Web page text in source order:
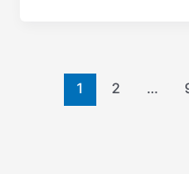
1 2 …